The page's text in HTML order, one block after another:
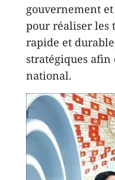
gouvernement
pour réaliser les
rapide et
stratégiques afin
national.